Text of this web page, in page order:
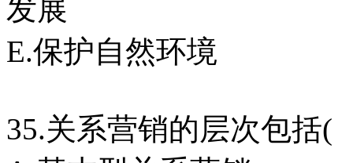
发展
E.保护自然环境
35.关系营销的层次包